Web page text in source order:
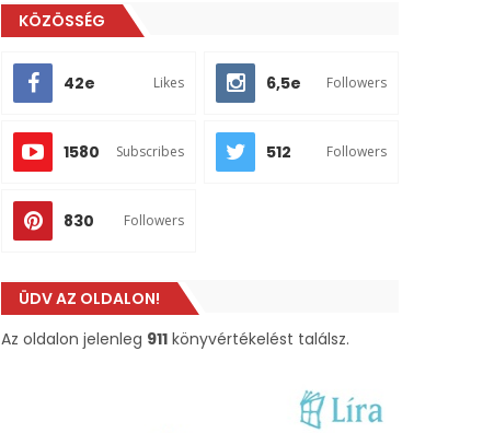
KÖZÖSSÉG
42e Likes 6,5e Followers
1580 Subscribes 512 Followers
830 Followers
ÜDV AZ OLDALON!
Az oldalon jelenleg 911 könyvértékelést találsz.